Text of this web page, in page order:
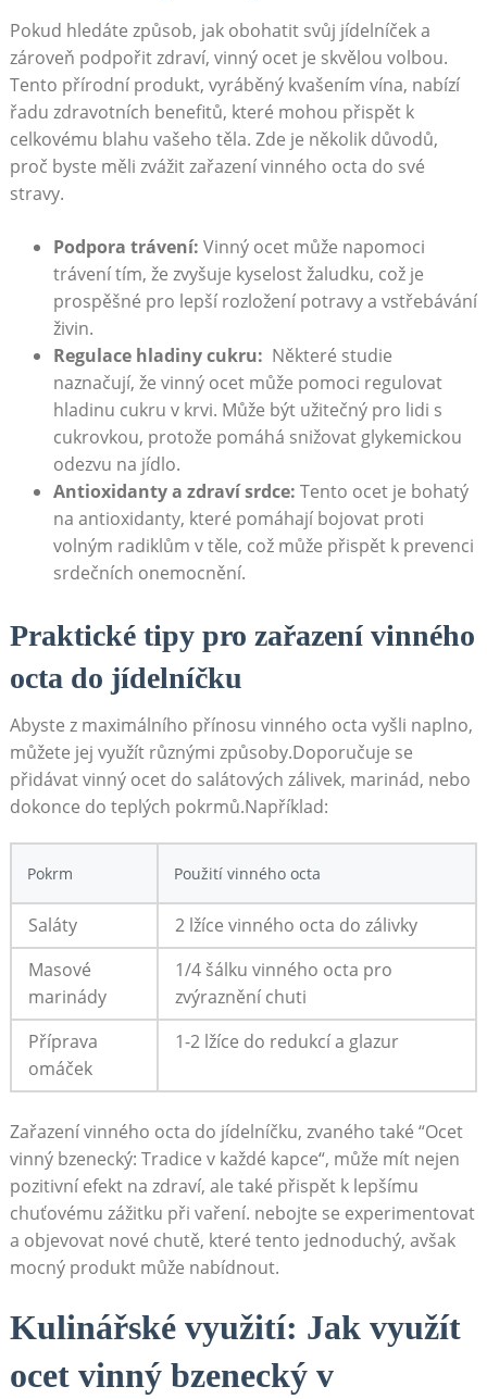
Pokud hledáte způsob, jak obohatit svůj⁤ jídelníček​ a
zároveň podpořit zdraví, vinný‌ ocet je ​skvělou⁤ volbou.
Tento ‌přírodní produkt, vyráběný kvašením vína,⁢ nabízí
řadu zdravotních benefitů, které mohou‌ přispět k
celkovému blahu⁣ vašeho​ těla. Zde je několik důvodů, ​
proč ⁤byste měli ‌zvážit zařazení⁣ vinného ⁤octa ​do⁤ své
stravy.
Podpora trávení: Vinný⁢ ocet může ⁢napomoci
⁣trávení tím, že zvyšuje kyselost žaludku, což je
prospěšné pro lepší rozložení potravy a vstřebávání
živin.
Regulace hladiny ⁢cukru: ⁤ Některé studie
naznačují, že‌ vinný ⁤ocet‍ může pomoci regulovat
hladinu cukru ​v krvi. Může být ​užitečný pro lidi s
cukrovkou, protože pomáhá ​snižovat glykemickou‌
odezvu na ‍jídlo.
Antioxidanty a zdraví srdce: Tento ⁤ocet je bohatý
na antioxidanty,⁣ které pomáhají bojovat proti ​
volným radiklům v těle, což může ⁤přispět k​ prevenci
srdečních onemocnění.
Praktické tipy pro ​zařazení vinného
octa do jídelníčku
Abyste z⁣ maximálního přínosu vinného octa vyšli naplno,
můžete jej využít‌ různými způsoby.Doporučuje ‌se⁤
přidávat vinný​ ocet do salátových zálivek, marinád, nebo
dokonce do teplých‍ pokrmů.Například:
Pokrm Použití ‌vinného octa
Saláty
2 lžíce vinného octa do ‌zálivky
Masové⁤
marinády
1/4 šálku⁤ vinného octa pro
zvýraznění chuti
Příprava
omáček
1-2 lžíce do redukcí ‍a glazur
Zařazení vinného octa‌ do jídelníčku, zvaného také ‍“Ocet
vinný bzenecký: Tradice v‍ každé kapce“, může‍ mít nejen‍
pozitivní efekt na‌ zdraví, ale ​také přispět k lepšímu
chuťovému zážitku‍ při vaření. ⁤nebojte se experimentovat
a objevovat ‌nové​ chutě, které tento jednoduchý, ​avšak
mocný produkt ⁤může nabídnout.
Kulinářské‍ využití: Jak ​využít
ocet‌ vinný ⁣bzenecký⁤ v